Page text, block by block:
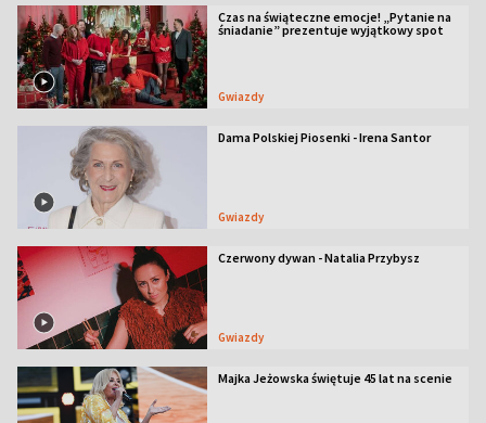
Czas na świąteczne emocje! „Pytanie na
śniadanie” prezentuje wyjątkowy spot
Gwiazdy
Dama Polskiej Piosenki - Irena Santor
Gwiazdy
Czerwony dywan - Natalia Przybysz
Gwiazdy
Majka Jeżowska świętuje 45 lat na scenie